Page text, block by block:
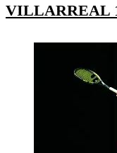
VILLARREAL